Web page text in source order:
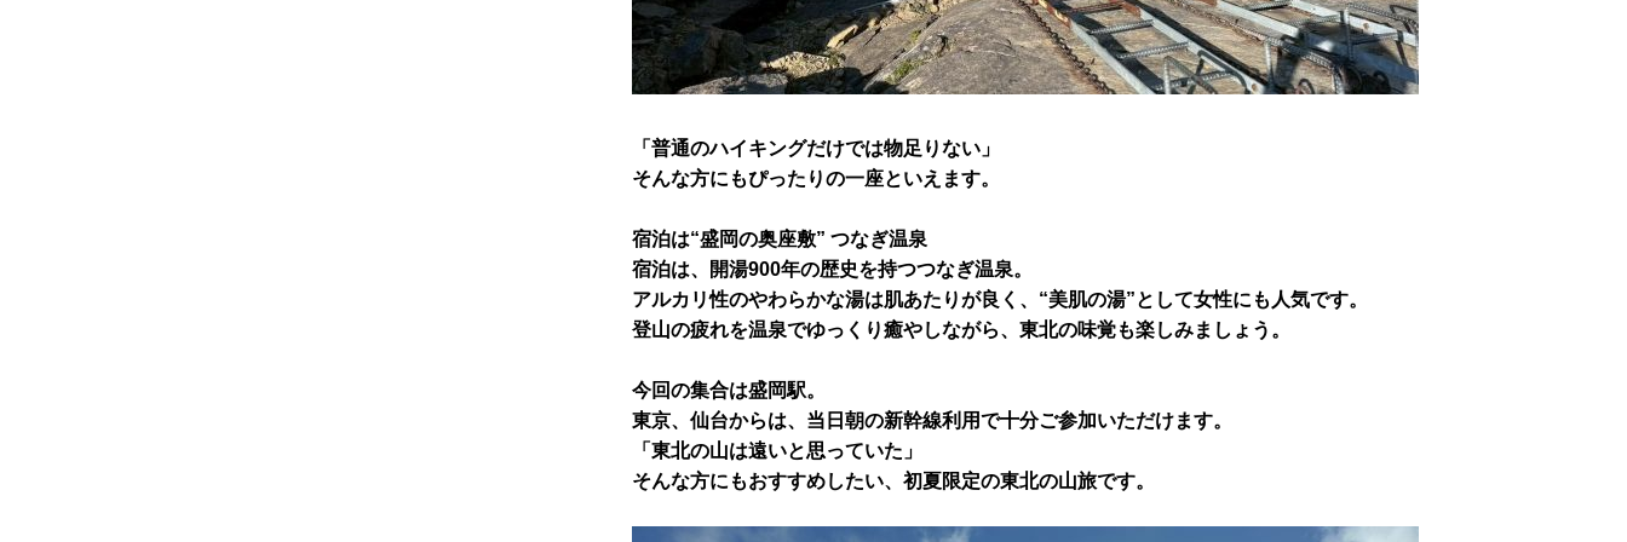
「普通のハイキングだけでは物足りない」
そんな方にもぴったりの一座といえます。
宿泊は“盛岡の奥座敷” つなぎ温泉
宿泊は、開湯900年の歴史を持つつなぎ温泉。
アルカリ性のやわらかな湯は肌あたりが良く、“美肌の湯”として女性にも人気です。
登山の疲れを温泉でゆっくり癒やしながら、東北の味覚も楽しみましょう。
今回の集合は盛岡駅。
東京、仙台からは、当日朝の新幹線利用で十分ご参加いただけます。
「東北の山は遠いと思っていた」
そんな方にもおすすめしたい、初夏限定の東北の山旅です。